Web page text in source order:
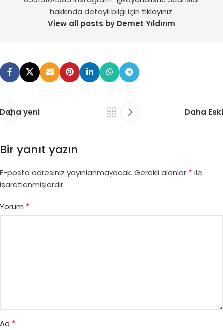
hakkında detaylı bilgi için tıklayınız.
View all posts by Demet Yıldırım
Daha yeni Daha Eski
Bir yanıt yazın
E-posta adresiniz yayınlanmayacak. Gerekli alanlar * ile
işaretlenmişlerdir
Yorum *
Ad *